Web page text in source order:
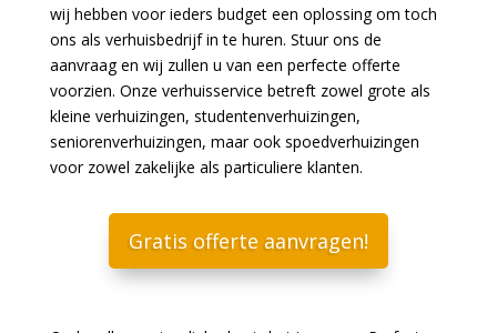
wij hebben voor ieders budget een oplossing om toch
ons als verhuisbedrijf in te huren. Stuur ons de
aanvraag en wij zullen u van een perfecte offerte
voorzien. Onze verhuisservice betreft zowel grote als
kleine verhuizingen, studentenverhuizingen,
seniorenverhuizingen, maar ook spoedverhuizingen
voor zowel zakelijke als particuliere klanten.
Gratis offerte aanvragen!